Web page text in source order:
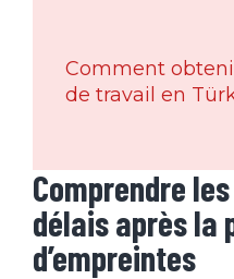
Comment
de travail en
Comprendre
délais après la
d’empreintes